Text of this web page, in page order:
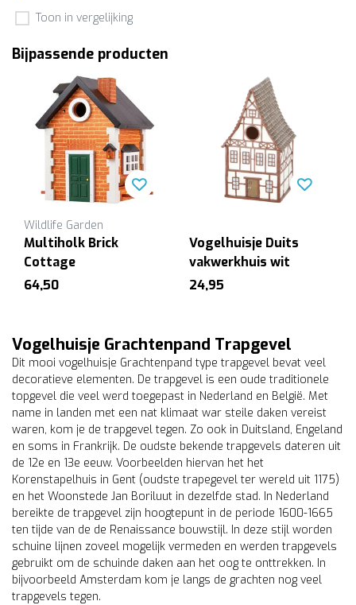
Toon in vergelijking
Bijpassende producten
Wildlife Garden
Multiholk Brick
Cottage
64,50
Vogelhuisje Duits
vakwerkhuis wit
24,95
Vogelhuisje Grachtenpand Trapgevel
Dit mooi vogelhuisje Grachtenpand type trapgevel bevat veel
decoratieve elementen. De trapgevel is een oude traditionele
topgevel die veel werd toegepast in Nederland en België. Met
name in landen met een nat klimaat war steile daken vereist
waren, kom je de trapgevel tegen. Zo ook in Duitsland, Engeland
en soms in Frankrijk. De oudste bekende trapgevels dateren uit
de 12e en 13e eeuw. Voorbeelden hiervan het het
Korenstapelhuis in Gent (oudste trapegevel ter wereld uit 1175)
en het Woonstede Jan Boriluut in dezelfde stad. In Nederland
bereikte de trapgevel zijn hoogtepunt in de periode 1600-1665
ten tijde van de de Renaissance bouwstijl. In deze stijl worden
schuine lijnen zoveel mogelijk vermeden en werden trapgevels
gebruikt om de schuinde daken aan het oog te onttrekken. In
bijvoorbeeld Amsterdam kom je langs de grachten nog veel
trapgevels tegen.